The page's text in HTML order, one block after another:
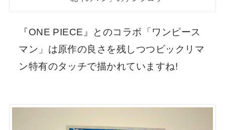
『ONE PIECE』とのコラボ「ワンピース
マン」は原作の良さを残しつつビックリマ
ン特有のタッチで描かれていますね!